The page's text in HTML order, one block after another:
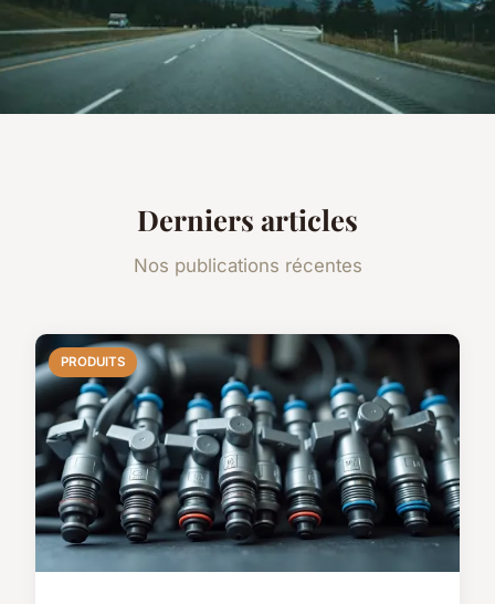
Derniers articles
Nos publications récentes
PRODUITS